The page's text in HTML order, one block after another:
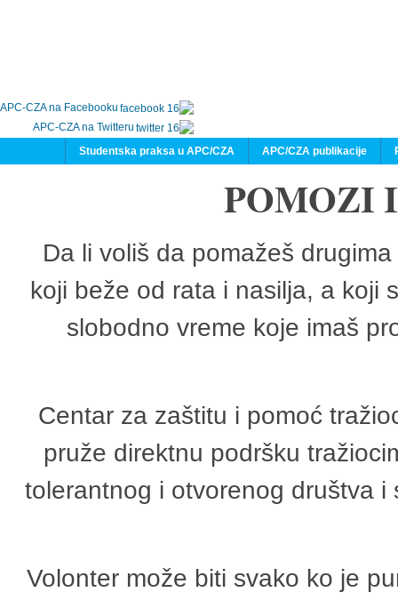
APC-CZA na Facebooku
APC-CZA na Twitteru
APC/CZA publikacije
Studentska praksa u APC/CZA
POMOZI
Da li voliš da pomažeš
koji beže od rata i nasilja, a koji
slobodno vreme koje imaš
Centar za zaštitu i pomoć
pruže direktnu podršku
tolerantnog i otvorenog društva
Volonter može biti svako ko je